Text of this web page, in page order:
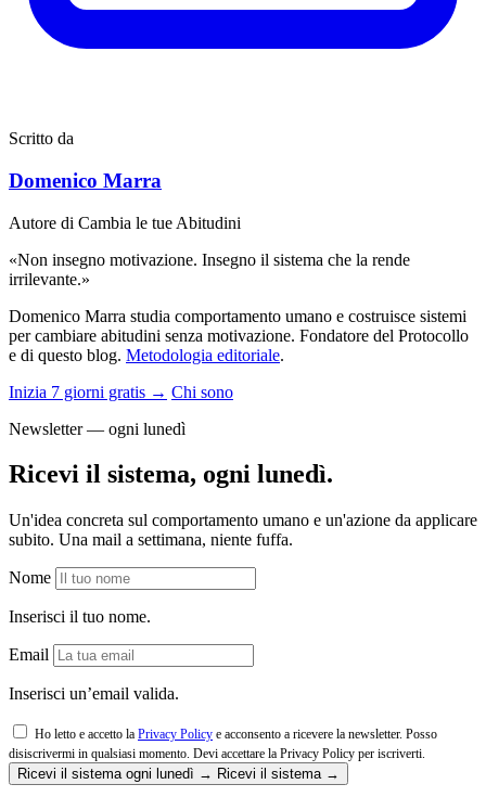
Scritto da
Domenico Marra
Autore di Cambia le tue Abitudini
«Non insegno motivazione. Insegno il sistema che la rende
irrilevante.»
Domenico Marra studia comportamento umano e costruisce sistemi
per cambiare abitudini senza motivazione. Fondatore del Protocollo
e di questo blog. Metodologia editoriale.
Inizia 7 giorni gratis → Chi sono
Newsletter — ogni lunedì
Ricevi il sistema, ogni lunedì.
Un'idea concreta sul comportamento umano e un'azione da applicare
subito. Una mail a settimana, niente fuffa.
Nome
Inserisci il tuo nome.
Email
Inserisci un’email valida.
Ho letto e accetto la Privacy Policy e acconsento a ricevere la newsletter. Posso
disiscrivermi in qualsiasi momento.
Devi accettare la Privacy Policy per iscriverti.
Ricevi il sistema ogni lunedì → Ricevi il sistema →